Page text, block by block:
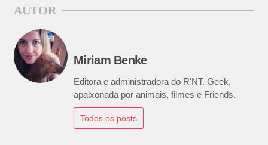
AUTOR
Miriam Benke
Editora e administradora do R'NT. Geek,
apaixonada por animais, filmes e Friends.
Todos os posts